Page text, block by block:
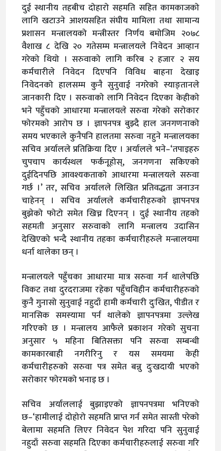
दुई स्थानीय तहबीच दोहारो सहमति सहित कामकाजको
लागि खटाउने आशयसहित संघीय मामिला तथा सामान्य
प्रशासन मन्त्रालयको मन्त्रीस्तर निर्णय बमोजिम २०७८
वैशाख ८ देखि २० गतेसम्म मन्त्रालयले निवेदन आव्हान
गरेको थियो । सरुवाको लागि करिब २ हजार २ सय
कर्मचारीले निवेदन दिएपनि विविध बाहना देखाइ
निवेदनको हालसम्म कुनै सुनुवाई नगरेको स्याङ्तानले
जानकारी दिए । सरुवाको लागि निवेदन दिएका केहीको
भने पहुँचको आधारमा मन्त्रालयले सरुवा गरेको सरोकार
फोरमको आरोप छ । ज्ञापनपत्र बुझ्दै हाल जनगणनाको
समय भएकाले कुनैपनि हालतमा सरुवा नहुने मन्त्रालयका
सचिव अर्यालले प्रतिक्रिया दिए । अर्यालले भने–‘तपाइहरु
चुपचाप कार्यस्थल फर्कनूहोस्, जनगणना सकिएको
दुईदिनपछि आवश्यकताको आधारमा मन्त्रालयले सरुवा
गर्छ ।’ तर, सचिव अर्यालले लिखित प्रतिवद्धता जनाउन
चाहेनन् । सचिव अर्यालले कर्मचारीहरुको ज्ञापनपत्र
बुझेको फोटो समेत खिच्न दिएनन् । दुई स्थानीय तहको
सहमती अनुसार सरुवाको लागि मन्त्रालय उदासिन
देखिएको भन्दै स्थानीय तहका कर्मचारीहरुले मन्त्रालयमा
धर्ना थालेका छन् ।
मन्त्रालयले पहुँचका आधारमा मात्र सरुवा गर्न थालेपछि
विकट तथा दुरदराजमा रहेका पहुँचविहीन कर्मचारीहरुको
कुनै गुनासो सुनुवाई नहुदाँ हामी कर्मचारी दुःखित, पीडीत र
मानसिक समस्यामा पर्न थालेको ज्ञापनपत्रमा उल्लेख
गरिएको छ । मन्त्रालय आफैले प्रकाशन गरेको सुचना
अनुसार ५ महिना बितिसक्ता पनि सरुवा सम्बन्धी
कामकारबाही नगरीरिनु र यस समयमा केही
कर्मचारीहरुको सरुवा पत्र समेत बन्नु दुःखदायी भएको
सरोकार फोरमको भनाइ छ ।
सचिव अर्याललाई बुझाइएको ज्ञापनपत्रमा भनिएको
छ–‘हामीलाई दोहोरो सहमति प्राप्त गर्न समेत सास्ती परेको
बेलामा सहमति लिएर निवेदन पेश गरिदा पनि सुनुवाई
नहुदाँ सरुवा सहमति दिएका कर्मचारीहरुलाई सरुवा गरि